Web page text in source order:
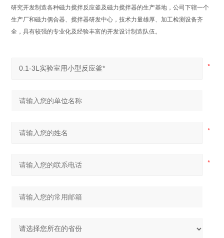
研究开发制造各种磁力搅拌反应釜及磁力搅拌器的生产基地，公司下辖一个
生产厂和磁力偶合器、搅拌器研发中心，技术力量雄厚、加工检测设备齐
全，具有较强的专业化及经验丰富的开发设计制造队伍。